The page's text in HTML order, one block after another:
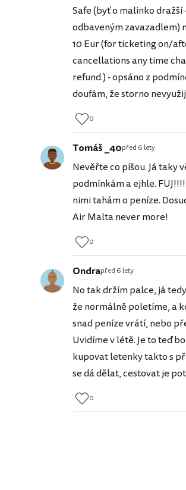
Safe (byť o malinko dražší
odbaveným zavazadlem)
10 Eur (for ticketing on/
cancellations any time
refund.) - opsáno z
doufám, že storno
0
Tomáš _40před 6 lety
Nevěřte co píšou. Já taky
podmínkám a ejhle.
nimi tahám o peníze.
Air Malta never more!
0
Ondrapřed 6 lety
No tak držím palce, já
že normálně poletíme, a
snad peníze vrátí, nebo
Uvidíme v létě. Je to teď
kupovat letenky takto s
se dá dělat, cestovat je
0